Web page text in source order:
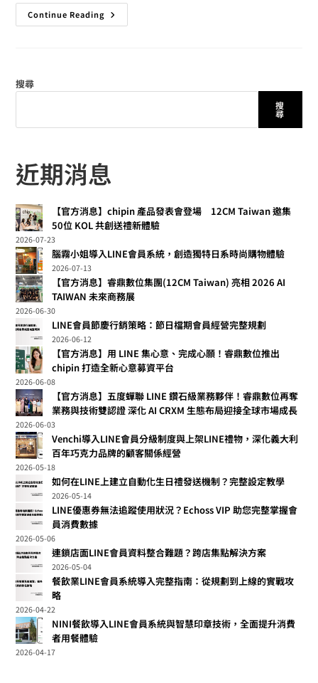
Continue Reading
搜尋
搜
尋
近期消息
【官方消息】chipin 產品發表會登場 12CM Taiwan 邀集
50位 KOL 共創送禮新體驗
2026-07-23
腦霧小姐導入LINE會員系統，創造獨特日系時尚購物體驗
2026-07-13
【官方消息】睿鼎數位集團(12CM Taiwan) 亮相 2026 AI
TAIWAN 未來商務展
2026-06-30
LINE會員節慶行銷策略：節日檔期會員經營完整規劃
2026-06-12
【官方消息】用 LINE 集心意、完成心願！睿鼎數位推出
chipin 打造全新心意募資平台
2026-06-08
【官方消息】五度蟬聯 LINE 鑽石級業務夥伴！睿鼎數位再奪
業務與技術雙認證 深化 AI CRXM 生態布局迎接全球市場成長
2026-06-03
Venchi導入LINE會員分級制度與上架LINE禮物，深化義大利
百年巧克力品牌的顧客關係經營
2026-05-18
如何在LINE上建立自動化生日禮發送機制？完整設定教學
2026-05-14
LINE優惠券無法追蹤使用狀況？Echoss VIP 助您完整掌握會
員消費數據
2026-05-06
連鎖店面LINE會員資料整合難題？跨店集點解決方案
2026-05-04
餐飲業LINE會員系統導入完整指南：從規劃到上線的實戰攻
略
2026-04-22
NINI餐飲導入LINE會員系統與智慧印章技術，全面提升消費
者用餐體驗
2026-04-17